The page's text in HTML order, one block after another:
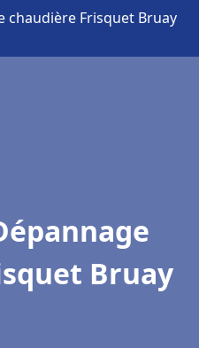
chaudière Frisquet Bruay
Bruay